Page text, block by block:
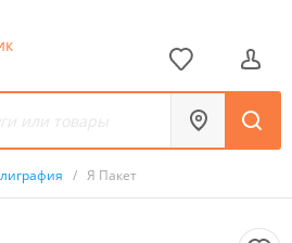
/ Я Пакет